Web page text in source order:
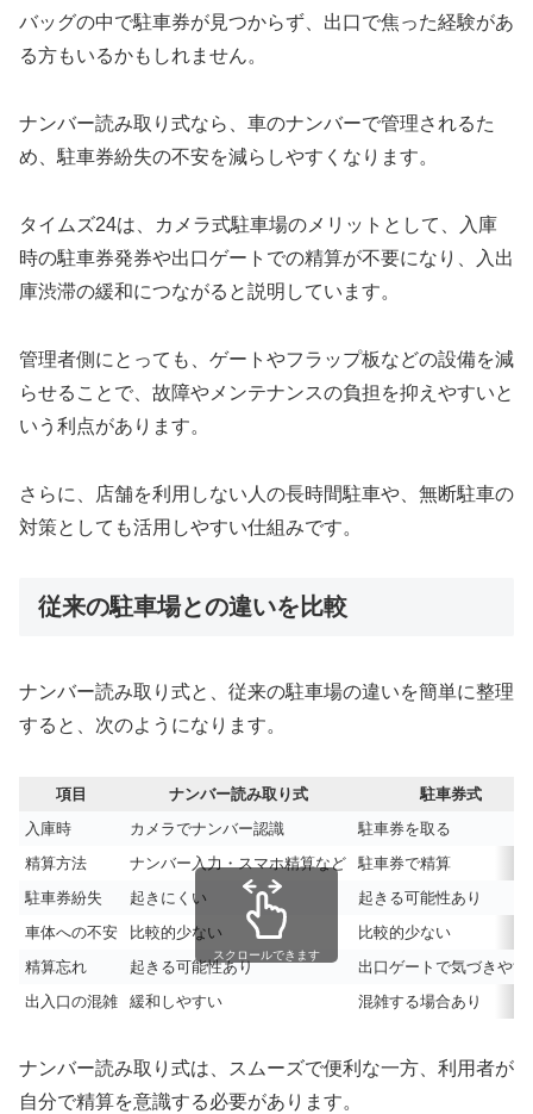
バッグの中で駐車券が見つからず、出口で焦った経験があ
る方もいるかもしれません。
ナンバー読み取り式なら、車のナンバーで管理されるた
め、駐車券紛失の不安を減らしやすくなります。
タイムズ24は、カメラ式駐車場のメリットとして、入庫
時の駐車券発券や出口ゲートでの精算が不要になり、入出
庫渋滞の緩和につながると説明しています。
管理者側にとっても、ゲートやフラップ板などの設備を減
らせることで、故障やメンテナンスの負担を抑えやすいと
いう利点があります。
さらに、店舗を利用しない人の長時間駐車や、無断駐車の
対策としても活用しやすい仕組みです。
従来の駐車場との違いを比較
ナンバー読み取り式と、従来の駐車場の違いを簡単に整理
すると、次のようになります。
項目 ナンバー読み取り式
駐車券式
入庫時
カメラでナンバー認識
駐車券を取る
精算方法
ナンバー入力・スマホ精算など
駐車券で精算
駐車券紛失
起きにくい
起きる可能性あり
車体への不安
比較的少ない
比較的少ない
精算忘れ
起きる可能性あり
出口ゲートで気づきやす
出入口の混雑
緩和しやすい 混雑する場合あり
スクロールできます
ナンバー読み取り式は、スムーズで便利な一方、利用者が
自分で精算を意識する必要があります。